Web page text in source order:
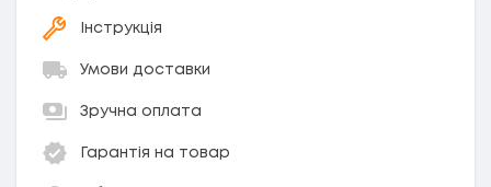
Інструкція
Умови доставки
Зручна оплата
Гарантія на товар